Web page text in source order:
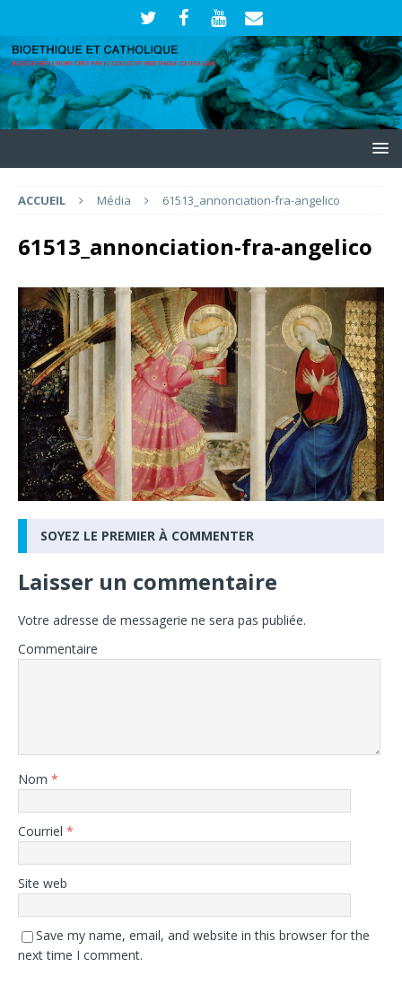
ACCUEIL Média 61513_annonciation-fra-angelico
61513_annonciation-fra-angelico
SOYEZ LE PREMIER À COMMENTER
Laisser un commentaire
Votre adresse de messagerie ne sera pas publiée.
Commentaire
Nom *
Courriel *
Site web
Save my name, email, and website in this browser for the
next time I comment.